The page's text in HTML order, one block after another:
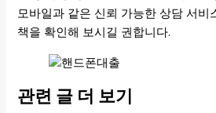
모바일과 같은 신뢰 가능한 상담 서비
책을 확인해 보시길 권합니다.
관련 글 더 보기